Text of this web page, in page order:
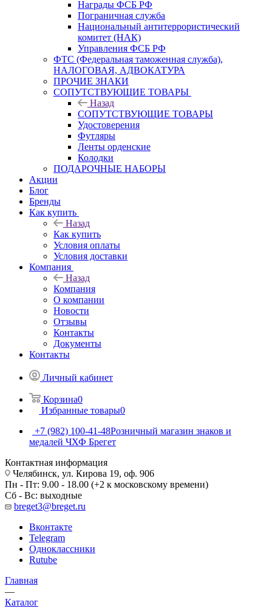
Награды ФСБ РФ
Пограничная служба
Национальный антитеррористический
комитет (НАК)
Управления ФСБ РФ
ФТС (Федеральная таможенная служба),
НАЛОГОВАЯ, АДВОКАТУРА
ПРОЧИЕ ЗНАКИ
СОПУТСТВУЮЩИЕ ТОВАРЫ
Назад
СОПУТСТВУЮЩИЕ ТОВАРЫ
Удостоверения
Футляры
Ленты орденские
Колодки
ПОДАРОЧНЫЕ НАБОРЫ
Акции
Блог
Бренды
Как купить
Назад
Как купить
Условия оплаты
Условия доставки
Компания
Назад
Компания
О компании
Новости
Отзывы
Контакты
Документы
Контакты
Личный кабинет
Корзина0
Избранные товары0
+7 (982) 100-41-48Розничный магазин знаков и
медалей ЧХФ Брегет
Контактная информация
Челябинск, ул. Кирова 19, оф. 906
Пн - Пт: 9.00 - 18.00 (+2 к московскому времени)
Сб - Вс: выходные
breget3@breget.ru
Вконтакте
Telegram
Одноклассники
Rutube
Главная
—
Каталог